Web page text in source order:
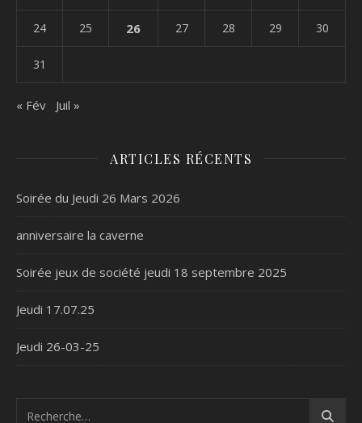
24 25 26 27 28 29 30
31
« Fév Juil »
ARTICLES RÉCENTS
Soirée du Jeudi 26 Mars 2026
anniversaire la caverne
Soirée jeux de société jeudi 18 septembre 2025
Jeudi 17.07.25
Jeudi 26-03-25